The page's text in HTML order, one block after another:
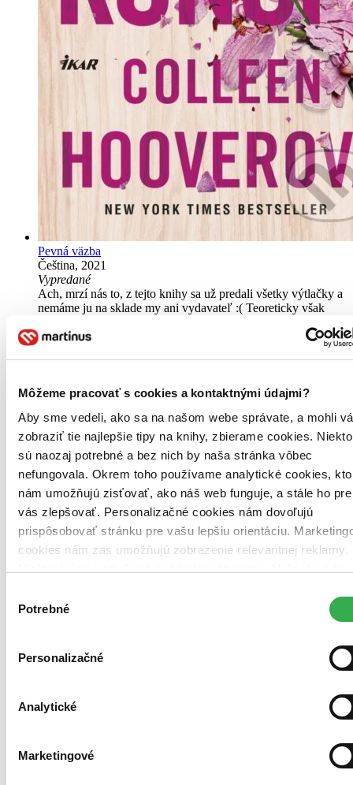
Môžeme pracovať s cookies a kontaktnými údajmi?
Aby sme vedeli, ako sa na našom webe správate, a mohli
zobraziť tie najlepšie tipy na knihy, zbierame cookies.
sú naozaj potrebné a bez nich by naša stránka vôbec
nefungovala. Okrem toho používame analytické cookies,
nám umožňujú zisťovať, ako náš web funguje, a stále ho pre
vás zlepšovať. Personalizačné cookies nám dovoľujú
prispôsobovať stránku pre vašu lepšiu orientáciu.
cookies nám zas umožňujú zobrazenie relevantnej reklamy.
Ďakujeme!
súhlasu
Potrebné
Personalizačné
Analytické
Marketingové
Pevná väzba
Čeština, 2021
Vypredané
Ach, mrzí nás to, z tejto knihy sa už predali všetky výtlačky a
nemáme ju na sklade my ani vydavateľ :( Teoreticky však
nepredali posledné kusy.